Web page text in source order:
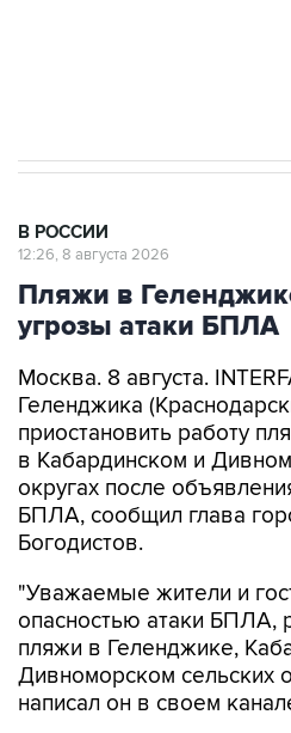
В РОССИИ
12:26, 8 августа 2026
Пляжи в
угрозы атаки БПЛА
Москва. 8 августа.
Геленджика
приостановить работу
в Кабардинском и
округах после
БПЛА, сообщил глава
Богодистов.
"Уважаемые жители и
опасностью атаки БПЛА,
пляжи в Геленджике,
Дивноморском сельских
написал он в своем